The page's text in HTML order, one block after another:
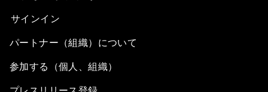
サインイン
パートナー（組織）について
参加する（個人、組織）